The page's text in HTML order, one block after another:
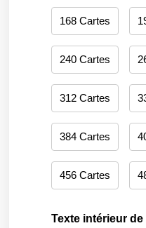
168 Cartes
240 Cartes
312 Cartes
384 Cartes
456 Cartes
Texte intérieur de